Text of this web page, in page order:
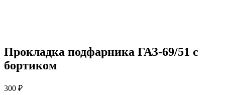
Прокладка подфарника ГАЗ-69/51 с
бортиком
300 ₽